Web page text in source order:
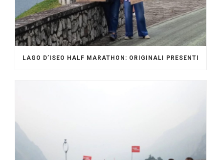
LAGO D’ISEO HALF MARATHON: ORIGINALI PRESENTI